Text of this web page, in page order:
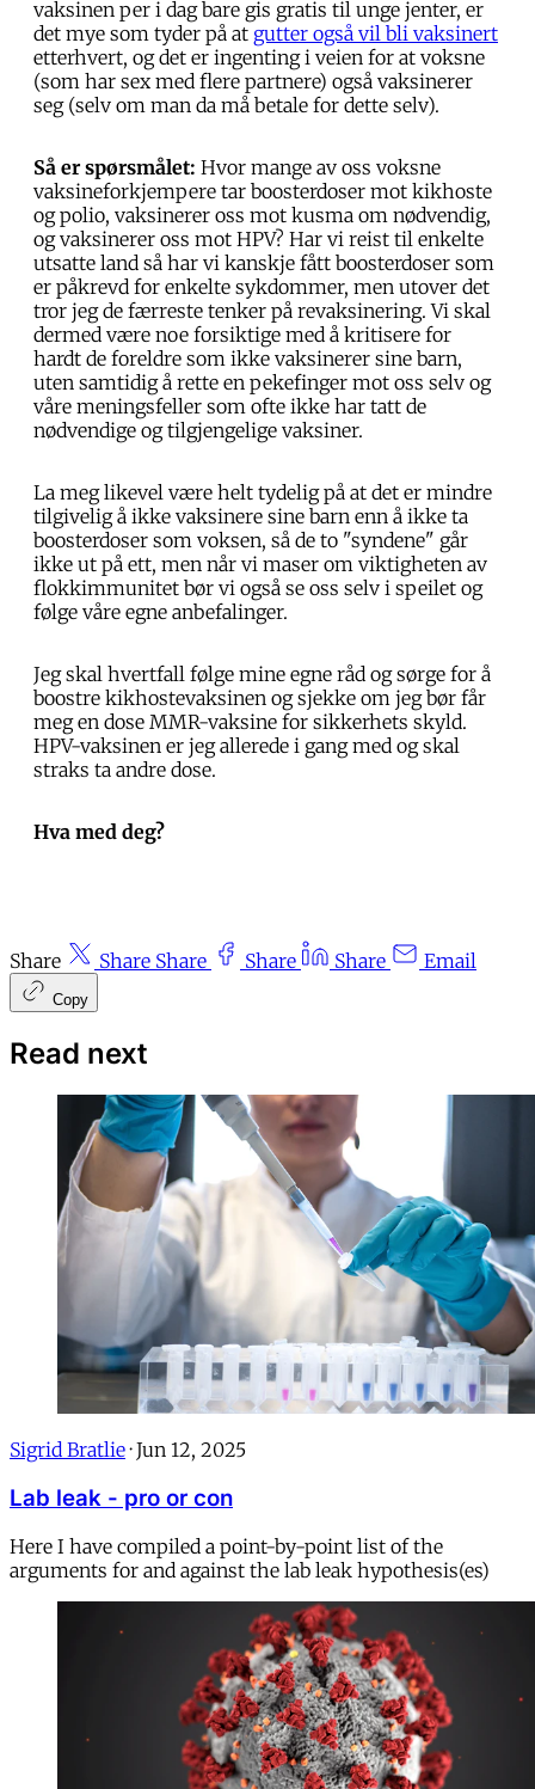
vaksinen per i dag bare gis gratis til unge jenter, er
det mye som tyder på at gutter også vil bli vaksinert
etterhvert, og det er ingenting i veien for at voksne
(som har sex med flere partnere) også vaksinerer
seg (selv om man da må betale for dette selv).
Så er spørsmålet: Hvor mange av oss voksne
vaksineforkjempere tar boosterdoser mot kikhoste
og polio, vaksinerer oss mot kusma om nødvendig,
og vaksinerer oss mot HPV? Har vi reist til enkelte
utsatte land så har vi kanskje fått boosterdoser som
er påkrevd for enkelte sykdommer, men utover det
tror jeg de færreste tenker på revaksinering. Vi skal
dermed være noe forsiktige med å kritisere for
hardt de foreldre som ikke vaksinerer sine barn,
uten samtidig å rette en pekefinger mot oss selv og
våre meningsfeller som ofte ikke har tatt de
nødvendige og tilgjengelige vaksiner.
La meg likevel være helt tydelig på at det er mindre
tilgivelig å ikke vaksinere sine barn enn å ikke ta
boosterdoser som voksen, så de to "syndene" går
ikke ut på ett, men når vi maser om viktigheten av
flokkimmunitet bør vi også se oss selv i speilet og
følge våre egne anbefalinger.
Jeg skal hvertfall følge mine egne råd og sørge for å
boostre kikhostevaksinen og sjekke om jeg bør får
meg en dose MMR-vaksine for sikkerhets skyld.
HPV-vaksinen er jeg allerede i gang med og skal
straks ta andre dose.
Hva med deg?
Share Share Share Share Share Email
Copy
Read next
Sigrid Bratlie · Jun 12, 2025
Lab leak - pro or con
Here I have compiled a point-by-point list of the
arguments for and against the lab leak hypothesis(es)